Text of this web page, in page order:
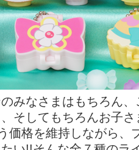
みなさまはもちろん
そしてもちろんお子
価格を維持しながら、